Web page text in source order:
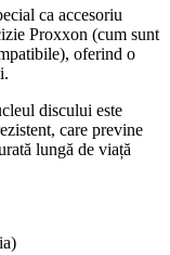
ca accesoriu
Proxxon (cum sunt
oferind o
discului este
care previne
lungă de viață